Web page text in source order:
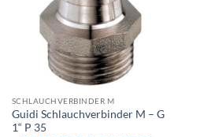
SCHLAUCHVERBINDER M
Guidi Schlauchverbinder M – G
1“ P 35